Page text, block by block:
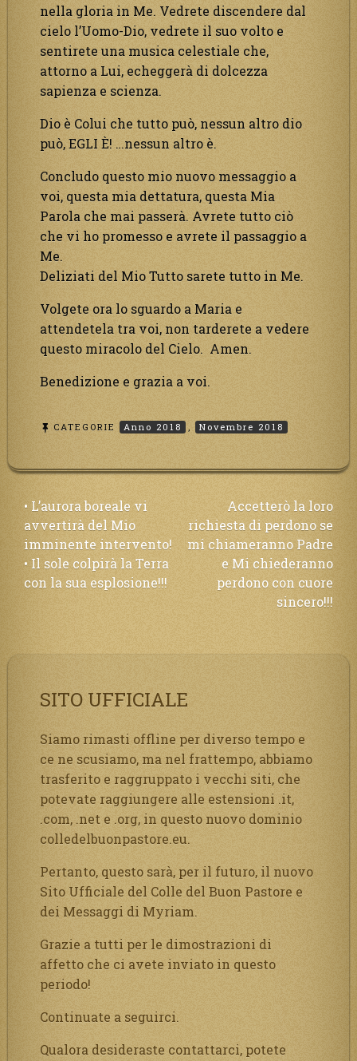
nella gloria in Me. Vedrete discendere dal
cielo l’Uomo-Dio, vedrete il suo volto e
sentirete una musica celestiale che,
attorno a Lui, echeggerà di dolcezza
sapienza e scienza.
Dio è Colui che tutto può, nessun altro dio
può, EGLI È! …nessun altro è.
Concludo questo mio nuovo messaggio a
voi, questa mia dettatura, questa Mia
Parola che mai passerà. Avrete tutto ciò
che vi ho promesso e avrete il passaggio a
Me.
Deliziati del Mio Tutto sarete tutto in Me.
Volgete ora lo sguardo a Maria e
attendetela tra voi, non tarderete a vedere
questo miracolo del Cielo. Amen.
Benedizione e grazia a voi.
CATEGORIE Anno 2018 , Novembre 2018
Navigazione
articoli
• L’aurora boreale vi
avvertirà del Mio
imminente intervento!
• Il sole colpirà la Terra
con la sua esplosione!!!
Accetterò la loro
richiesta di perdono se
mi chiameranno Padre
e Mi chiederanno
perdono con cuore
sincero!!!
SITO UFFICIALE
Siamo rimasti offline per diverso tempo e
ce ne scusiamo, ma nel frattempo, abbiamo
trasferito e raggruppato i vecchi siti, che
potevate raggiungere alle estensioni .it,
.com, .net e .org, in questo nuovo dominio
colledelbuonpastore.eu.
Pertanto, questo sarà, per il futuro, il nuovo
Sito Ufficiale del Colle del Buon Pastore e
dei Messaggi di Myriam.
Grazie a tutti per le dimostrazioni di
affetto che ci avete inviato in questo
periodo!
Continuate a seguirci.
Qualora desideraste contattarci, potete